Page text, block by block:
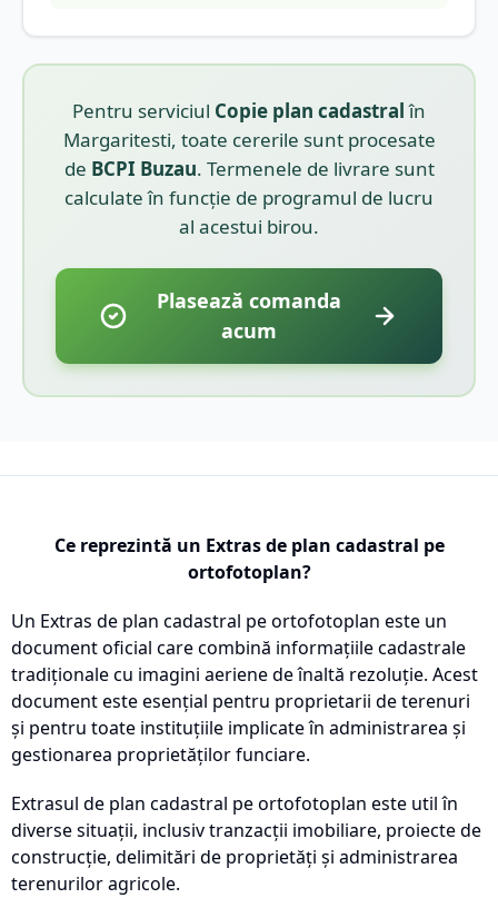
Pentru serviciul Copie plan cadastralîn
Margaritesti, toate cererile sunt procesate
de BCPI Buzau. Termenele de livrare sunt
calculate în funcție de programul de lucru
al acestui birou.
Plasează comanda
acum
Ce reprezintă un Extras de plan cadastral pe
ortofotoplan?
Un Extras de plan cadastral pe ortofotoplan este un
document oficial care combină informațiile cadastrale
tradiționale cu imagini aeriene de înaltă rezoluție. Acest
document este esențial pentru proprietarii de terenuri
și pentru toate instituțiile implicate în administrarea și
gestionarea proprietăților funciare.
Extrasul de plan cadastral pe ortofotoplan este util în
diverse situații, inclusiv tranzacții imobiliare, proiecte de
construcție, delimitări de proprietăți și administrarea
terenurilor agricole.